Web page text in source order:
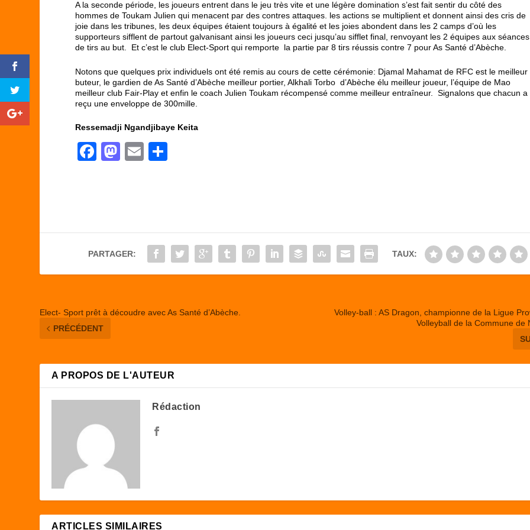
A la seconde période, les joueurs entrent dans le jeu très vite et une légère domination s’est fait sentir du côté des
hommes de Toukam Julien qui menacent par des contres attaques. les actions se multiplient et donnent ainsi des cris de
joie dans les tribunes, les deux équipes étaient toujours à égalité et les joies abondent dans les 2 camps d’où les
supporteurs sifflent de partout galvanisant ainsi les joueurs ceci jusqu’au sifflet final, renvoyant les 2 équipes aux séances
de tirs au but. Et c’est le club Elect-Sport qui remporte la partie par 8 tirs réussis contre 7 pour As Santé d’Abèche.
Notons que quelques prix individuels ont été remis au cours de cette cérémonie: Djamal Mahamat de RFC est le meilleur
buteur, le gardien de As Santé d’Abèche meilleur portier, Alkhali Torbo d’Abèche élu meilleur joueur, l’équipe de Mao
meilleur club Fair-Play et enfin le coach Julien Toukam récompensé comme meilleur entraîneur. Signalons que chacun a
reçu une enveloppe de 300mille.
Ressemadji Ngandjibaye Keita
F
b
o
M
d
o
E
er
PARTAGER: TAUX:
Elect- Sport prêt à découdre avec As Santé d’Abèche.
PRÉCÉDENT
Volley-ball : AS Dragon, championne de la Ligue
Volleyball de la Commune de
A PROPOS DE L'AUTEUR
Rédaction
ARTICLES SIMILAIRES